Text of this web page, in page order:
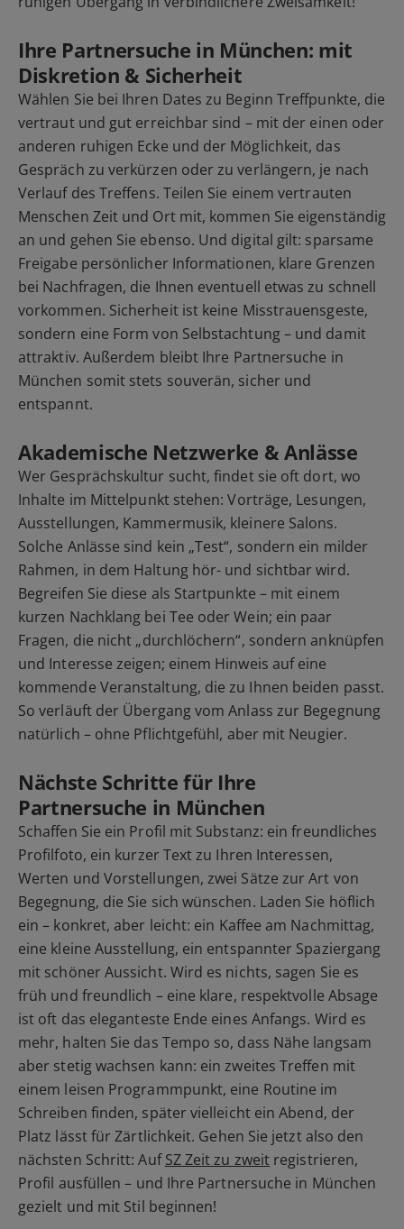
Ihre Partnersuche in München: mit
Diskretion & Sicherheit
Wählen Sie bei Ihren Dates zu Beginn Treffpunkte, die
vertraut und gut erreichbar sind – mit der einen oder
anderen ruhigen Ecke und der Möglichkeit, das
Gespräch zu verkürzen oder zu verlängern, je nach
Verlauf des Treffens. Teilen Sie einem vertrauten
Menschen Zeit und Ort mit, kommen Sie eigenständig
an und gehen Sie ebenso. Und digital gilt: sparsame
Freigabe persönlicher Informationen, klare Grenzen
bei Nachfragen, die Ihnen eventuell etwas zu schnell
vorkommen. Sicherheit ist keine Misstrauensgeste,
sondern eine Form von Selbstachtung – und damit
attraktiv. Außerdem bleibt Ihre Partnersuche in
München somit stets souverän, sicher und
entspannt.
Akademische Netzwerke & Anlässe
Wer Gesprächskultur sucht, findet sie oft dort, wo
Inhalte im Mittelpunkt stehen: Vorträge, Lesungen,
Ausstellungen, Kammermusik, kleinere Salons.
Solche Anlässe sind kein „Test“, sondern ein milder
Rahmen, in dem Haltung hör- und sichtbar wird.
Begreifen Sie diese als Startpunkte – mit einem
kurzen Nachklang bei Tee oder Wein; ein paar
Fragen, die nicht „durchlöchern“, sondern anknüpfen
und Interesse zeigen; einem Hinweis auf eine
kommende Veranstaltung, die zu Ihnen beiden passt.
So verläuft der Übergang vom Anlass zur Begegnung
natürlich – ohne Pflichtgefühl, aber mit Neugier.
Nächste Schritte für Ihre
Partnersuche in München
Schaffen Sie ein Profil mit Substanz: ein freundliches
Profilfoto, ein kurzer Text zu Ihren Interessen,
Werten und Vorstellungen, zwei Sätze zur Art von
Begegnung, die Sie sich wünschen. Laden Sie höflich
ein – konkret, aber leicht: ein Kaffee am Nachmittag,
eine kleine Ausstellung, ein entspannter Spaziergang
mit schöner Aussicht. Wird es nichts, sagen Sie es
früh und freundlich – eine klare, respektvolle Absage
ist oft das eleganteste Ende eines Anfangs. Wird es
mehr, halten Sie das Tempo so, dass Nähe langsam
aber stetig wachsen kann: ein zweites Treffen mit
einem leisen Programmpunkt, eine Routine im
Schreiben finden, später vielleicht ein Abend, der
Platz lässt für Zärtlichkeit. Gehen Sie jetzt also den
nächsten Schritt: AufSZ Zeit zu zweit registrieren,
Profil ausfüllen – und Ihre Partnersuche in München
gezielt und mit Stil beginnen!